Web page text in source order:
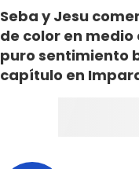
Seba y Jesu
de color en
puro sentimiento
capítulo en